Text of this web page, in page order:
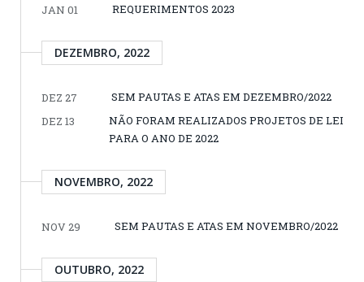
JAN 01
REQUERIMENTOS 2023
DEZEMBRO, 2022
DEZ 27
SEM PAUTAS E ATAS EM DEZEMBRO/2022
DEZ 13
NÃO FORAM REALIZADOS PROJETOS DE LEI
PARA O ANO DE 2022
NOVEMBRO, 2022
NOV 29 SEM PAUTAS E ATAS EM NOVEMBRO/2022
OUTUBRO, 2022